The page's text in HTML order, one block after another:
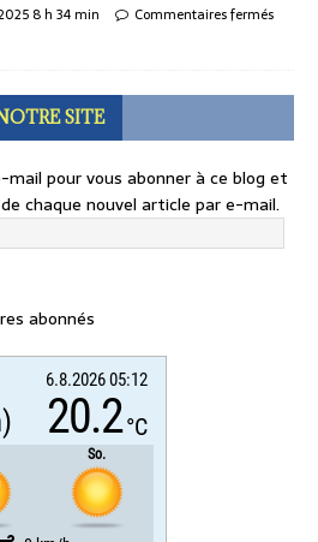
8 h 34 min Commentaires fermés
SITE
pour vous abonner à ce blog et
chaque nouvel article par e-mail.
abonnés